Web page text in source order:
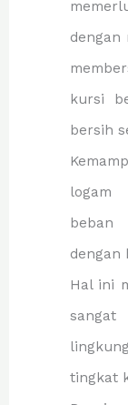
dengan
kursi
bersih
logam
beban
dengan
Hal ini
tingkat